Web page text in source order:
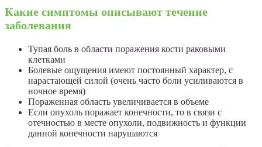
Какие симптомы описывают течение
заболевания
Тупая боль в области поражения кости раковыми
клетками
Болевые ощущения имеют постоянный характер, с
нарастающей силой (очень часто боли усиливаются в
ночное время)
Пораженная область увеличивается в объеме
Если опухоль поражает конечности, то в связи с
отечностью в месте опухоли, подвижность и функции
данной конечности нарушаются